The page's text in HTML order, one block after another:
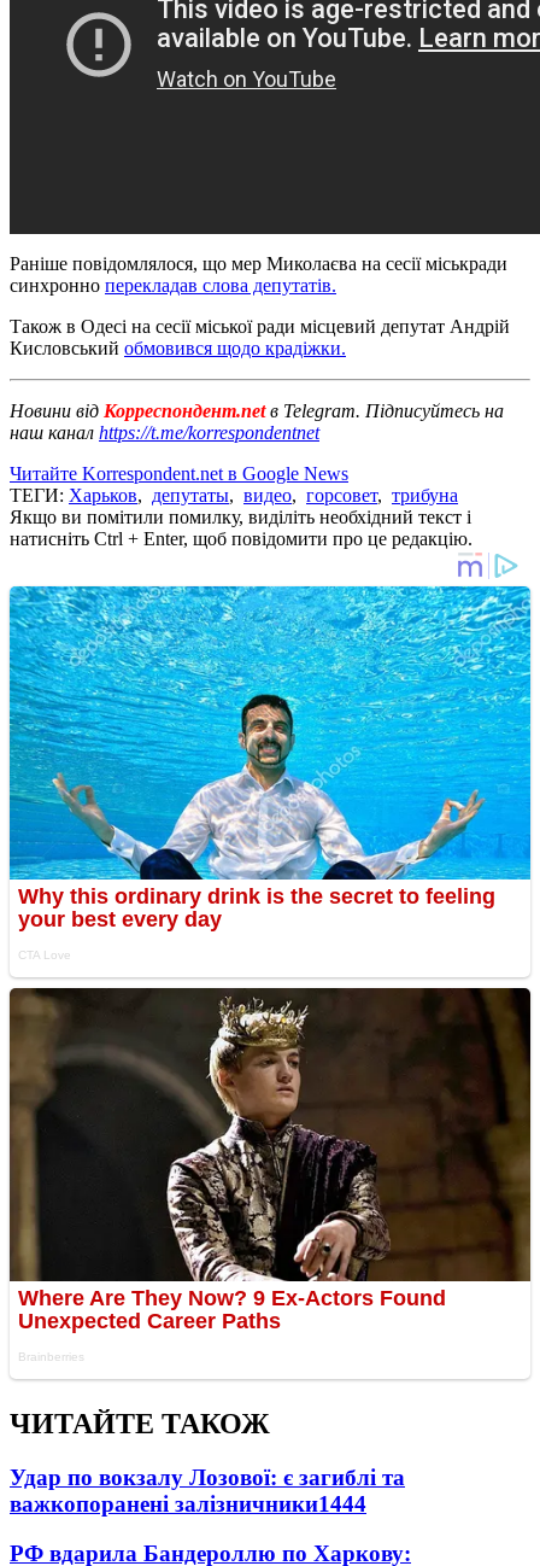
Раніше повідомлялося, що мер Миколаєва на сесії міськради
синхронно перекладав слова депутатів.
Також в Одесі на сесії міської ради місцевий депутат Андрій
Кисловський обмовився щодо крадіжки.
Новини від Корреспондент.netв Telegram. Підписуйтесь на
наш канал https://t.me/korrespondentnet
Читайте Korrespondent.net в Google News
ТЕГИ: Харьков, депутаты, видео, горсовет, трибуна
Якщо ви помітили помилку, виділіть необхідний текст і
натисніть Ctrl + Enter, щоб повідомити про це редакцію.
ЧИТАЙТЕ ТАКОЖ
Удар по вокзалу Лозової: є загиблі та
важкопоранені залізничники1444
РФ вдарила Бандероллю по Харкову: